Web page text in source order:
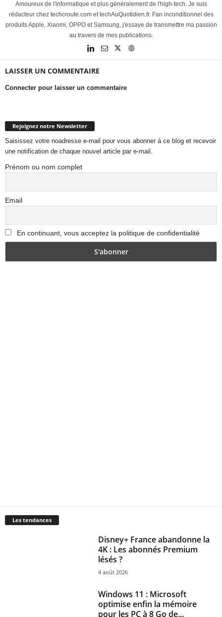
Amoureux de l'informatique et plus généralement de l'high-tech. Je suis
rédacteur chez techcroute.com et techAuQuotidien.fr. Fan inconditionnel des
produits Apple, Xiaomi, OPPO et Samsung, j'essaye de transmettre ma passion
au travers de mes publications.
LAISSER UN COMMENTAIRE
Connecter pour laisser un commentaire
Rejoignez notre Newsletter
Saisissez votre noadresse e-mail pour vous abonner à ce blog et recevoir
une notification de chaque nouvel article par e-mail.
Prénom ou nom complet
Email
En continuant, vous acceptez la politique de confidentialité
Les tendances
Disney+ France abandonne la
4K : Les abonnés Premium
lésés ?
4 août 2026
Windows 11 : Microsoft
optimise enfin la mémoire
pour les PC à 8 Go de...